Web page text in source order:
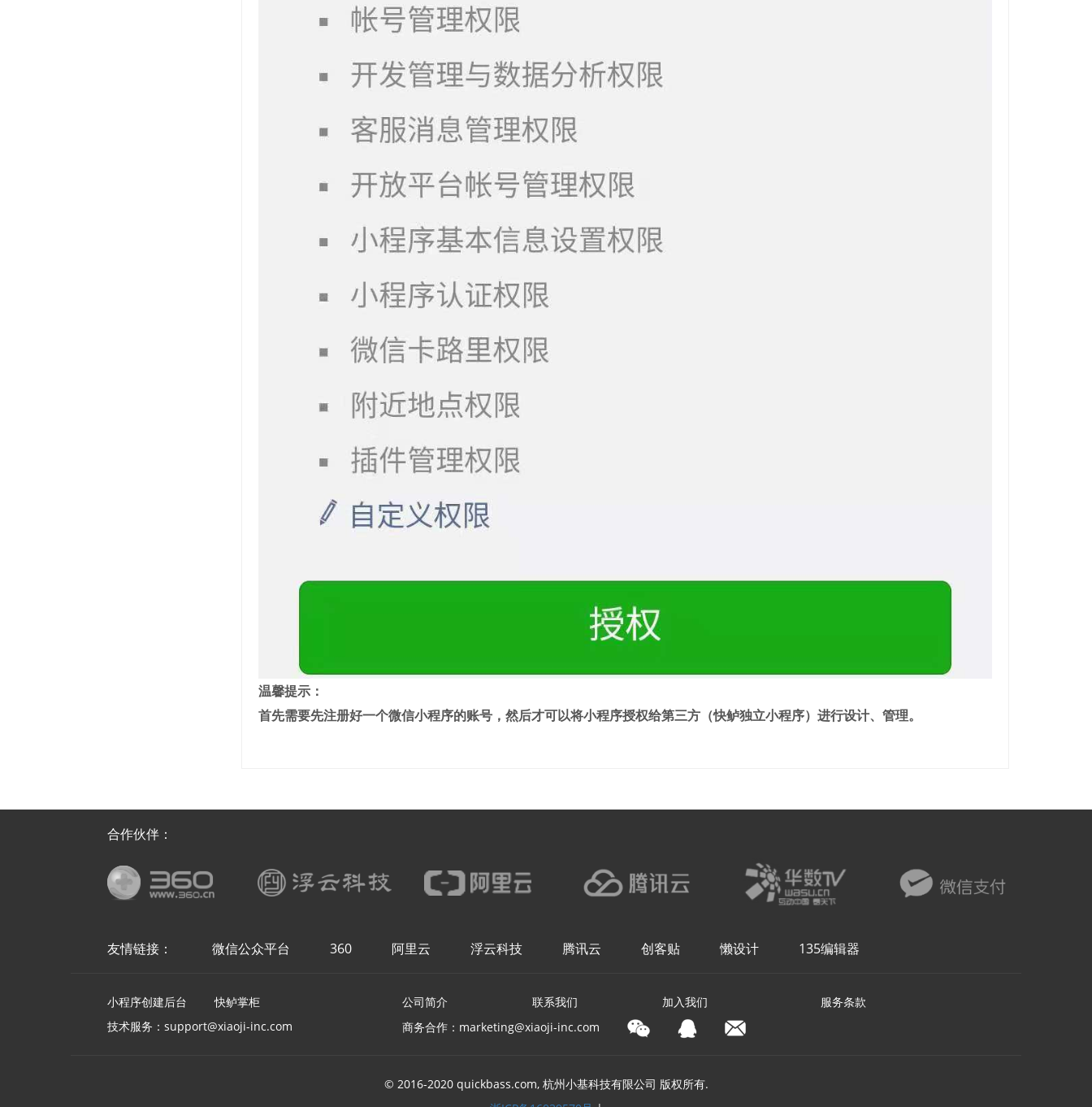
温馨提示：
首先需要先注册好一个微信小程序的账号，然后才可以将小程序授权给第三方（快鲈独立小程序）进行设计、管理。
合作伙伴：
友情链接： 微信公众平台 360 阿里云 浮云科技 腾讯云 创客贴 懒设计 135编辑器
小程序创建后台
快鲈掌柜
技术服务：support@xiaoji-inc.com
公司简介 联系我们
加入我们
商务合作：marketing@xiaoji-inc.com
服务条款
© 2016-2020 quickbass.com, 杭州小基科技有限公司 版权所有.